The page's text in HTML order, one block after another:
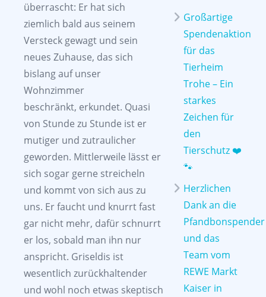
überrascht: Er hat sich
ziemlich bald aus seinem
Versteck gewagt und sein
neues Zuhause, das sich
bislang auf unser
Wohnzimmer
beschränkt, erkundet. Quasi
von Stunde zu Stunde ist er
mutiger und zutraulicher
geworden. Mittlerweile lässt er
sich sogar gerne streicheln
und kommt von sich aus zu
uns. Er faucht und knurrt fast
gar nicht mehr, dafür schnurrt
er los, sobald man ihn nur
anspricht. Griseldis ist
wesentlich zurückhaltender
und wohl noch etwas skeptisch
Großartige
Spendenaktion
für das
Tierheim
Trohe – Ein
starkes
Zeichen für
den
Tierschutz ❤️
🐾
Herzlichen
Dank an die
Pfandbonspender
und das
Team vom
REWE Markt
Kaiser in